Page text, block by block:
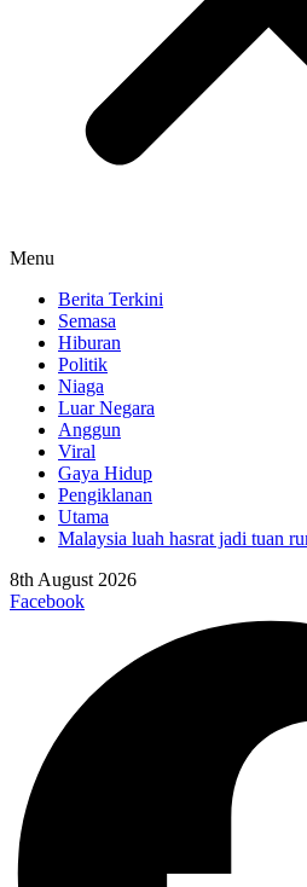
Menu
Berita Terkini
Semasa
Hiburan
Politik
Niaga
Luar Negara
Anggun
Viral
Gaya Hidup
Pengiklanan
Utama
Malaysia luah hasrat jadi tuan
8th August 2026
Facebook